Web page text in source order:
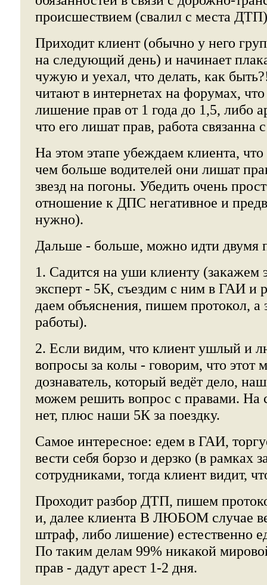
происшествием (свалил с места
Приходит клиент (обычно у него
на следующий день) и начинает
чужую и уехал, что делать, как
читают в интернетах на форумах, что
лишение прав от 1 года до 1,5, либо
что его лишат прав, работа связанна
На этом этапе убеждаем клиента,
чем больше водителей они лишат
звезд на погоны. Убедить очень
отношение к ДПС негативное и
нужно).
Дальше - больше, можно идти двумя
1. Садится на уши клиенту (закажем
эксперт - 5К, съездим с ним в ГАИ и
даем объяснения, пишем протокол, а
работы).
2. Если видим, что клиент ушлый и
вопросы за колы - говорим, что этот
дознаватель, который ведёт дело,
можем решить вопрос с правами. На
нет, плюс наши 5К за поездку.
Самое интересное: едем в ГАИ,
вести себя борзо и дерзко (в рамках
сотрудниками, тогда клиент видит,
Проходит разбор ДТП, пишем
и, далее клиента В ЛЮБОМ случае
штраф, либо лишение) естественно
По таким делам 99% никакой
прав - дадут арест 1-2 дня.